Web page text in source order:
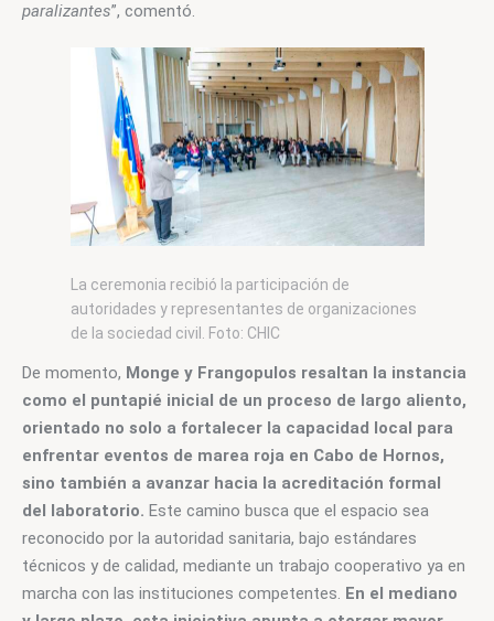
paralizantes”, comentó.
La ceremonia recibió la participación de
autoridades y representantes de organizaciones
de la sociedad civil. Foto: CHIC
De momento, Monge y Frangopulos resaltan la instancia
como el puntapié inicial de un proceso de largo aliento,
orientado no solo a fortalecer la capacidad local para
enfrentar eventos de marea roja en Cabo de Hornos,
sino también a avanzar hacia la acreditación formal
del laboratorio. Este camino busca que el espacio sea
reconocido por la autoridad sanitaria, bajo estándares
técnicos y de calidad, mediante un trabajo cooperativo ya en
marcha con las instituciones competentes. En el mediano